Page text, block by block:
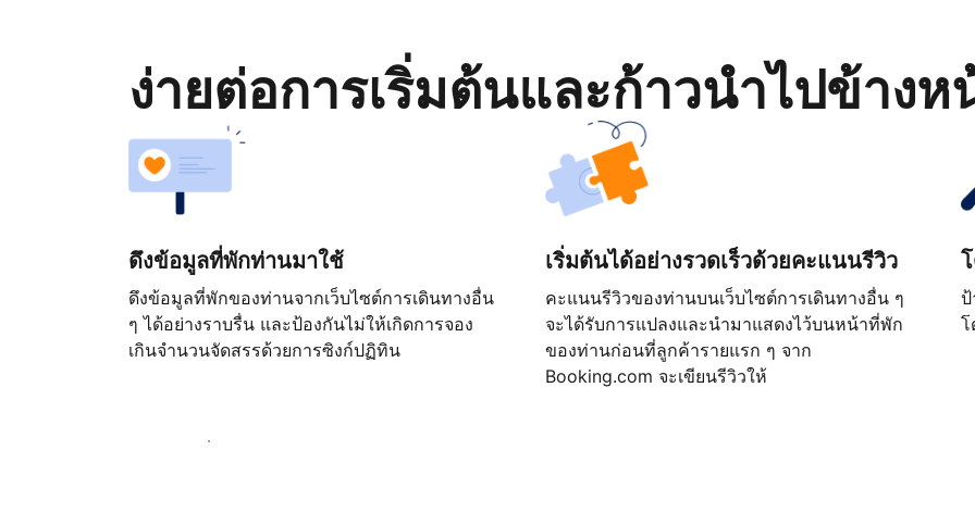
ง่ายต่อการเริ่มต้นและก้าวนำไปข้างห
ดึงข้อมูลที่พักท่านมาใช้
ดึงข้อมูลที่พักของท่านจากเว็บไซต์การเดินทางอื่น
ๆ ได้อย่างราบรื่น และป้องกันไม่ให้เกิดการจอง
เกินจำนวนจัดสรรด้วยการซิงก์ปฏิทิน
เริ่มต้นได้อย่างรวดเร็วด้วยคะแนนรีวิว
คะแนนรีวิวของท่านบนเว็บไซต์การเดินทางอื่น ๆ
จะได้รับการแปลงและนำมาแสดงไว้บนหน้าที่พัก
ของท่านก่อนที่ลูกค้ารายแรก ๆ จาก
Booking.com จะเขียนรีวิวให้
โ
เริ่มต้นตั้งแต่วันนี้